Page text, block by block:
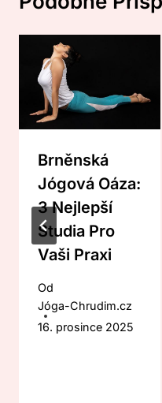
Brněnská
Jógová Oáza:
3 Nejlepší
Studia Pro
Vaši Praxi
Od
Jóga-Chrudim.cz
16. prosince 2025